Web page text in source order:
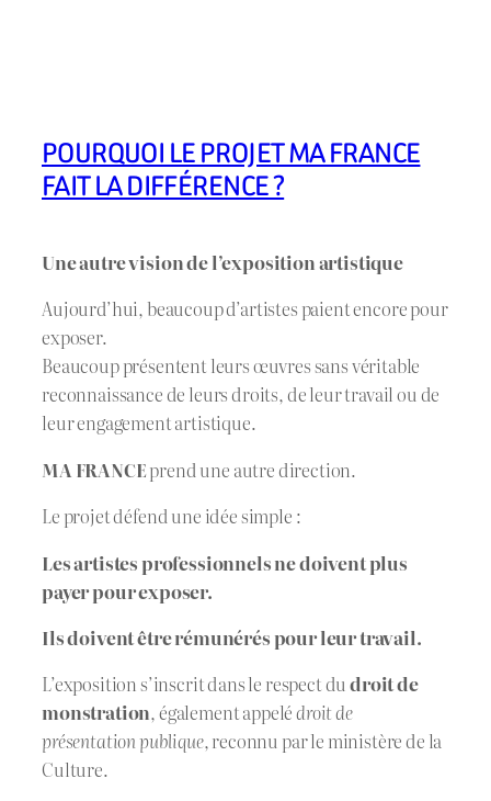
POURQUOI LE PROJET MA FRANCE
FAIT LA DIFFÉRENCE ?
Une autre vision de l’exposition artistique
Aujourd’hui, beaucoup d’artistes paient encore pour
exposer.
Beaucoup présentent leurs œuvres sans véritable
reconnaissance de leurs droits, de leur travail ou de
leur engagement artistique.
MA FRANCEprend une autre direction.
Le projet défend une idée simple :
Les artistes professionnels ne doivent plus
payer pour exposer.
Ils doivent être rémunérés pour leur travail.
L’exposition s’inscrit dans le respect dudroit de
monstration, également appelédroit de
présentation publique, reconnu par le ministère de la
Culture.